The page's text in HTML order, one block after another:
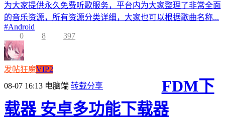
为大家提供永久免费听歌服务，平台内为大家整理了非常全面
的音乐资源，所有资源分类详细，大家也可以根据歌曲名称...
#Android
0
8 397
发帖狂魔VIP2
08-07 16:13 电脑端 转载分享
FDM下
载器 安卓多功能下载器